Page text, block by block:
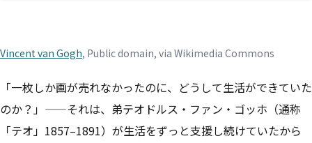
Vincent van Gogh, Public domain, via Wikimedia Commons
「一枚しか画が売れなかったのに、どうして生活ができていた
のか？」——それは、弟テオドルス・ファン・ゴッホ（通称
「テオ」1857–1891）が生活をずっと支援し続けていたから